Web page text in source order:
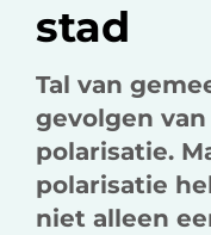
stad
Tal van
gevolgen
polarisatie.
polarisatie
niet alleen